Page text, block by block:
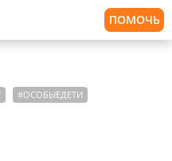
ПОМОЧЬ
#ОСОБЫЕДЕТИ